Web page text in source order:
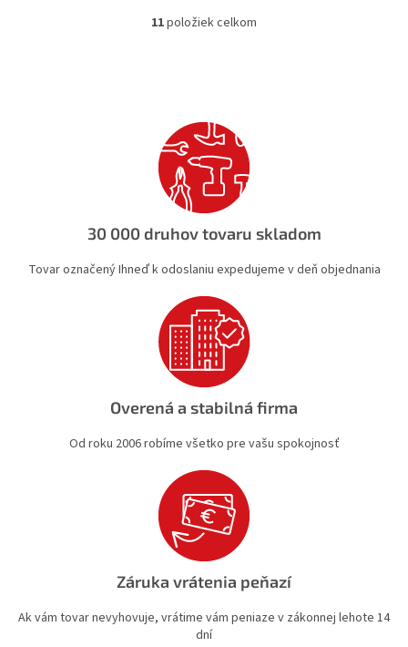
O
c
i
e
p
r
k
v
p
i
s
u
11položiek celkom
30 000 druhov tovaru skladom
Tovar označený Ihneď k odoslaniu expedujeme v deň objednania
Overená a stabilná firma
Od roku 2006 robíme všetko pre vašu spokojnosť
Záruka vrátenia peňazí
Ak vám tovar nevyhovuje, vrátime vám peniaze v zákonnej lehote 14
dní